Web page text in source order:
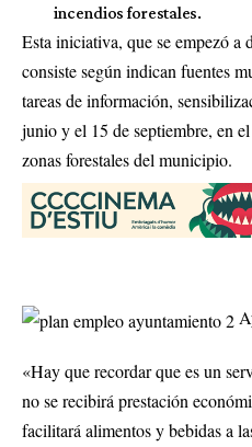
incendios forestales.
Esta iniciativa, que se empezó a
consiste según indican fuentes
tareas de información,
junio y el 15 de septiembre, en
zonas forestales del municipio.
«Hay que recordar que es un
no se recibirá prestación
facilitará alimentos y bebidas a